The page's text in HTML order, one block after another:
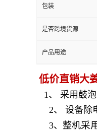
包装
是否跨境货源
产品用途
低价直销大
1、 采用鼓
2、 设备除电
3、整机采